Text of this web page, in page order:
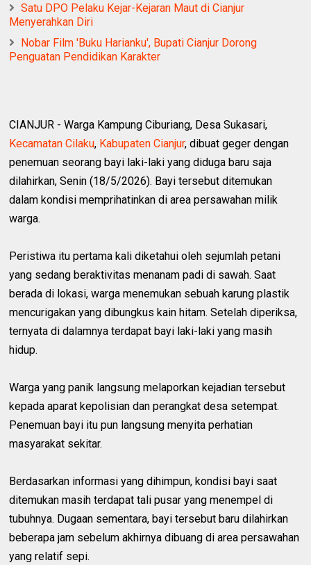
Satu DPO Pelaku Kejar-Kejaran Maut di Cianjur
Menyerahkan Diri
Nobar Film 'Buku Harianku', Bupati Cianjur Dorong
Penguatan Pendidikan Karakter
CIANJUR - Warga Kampung Ciburiang, Desa Sukasari,
Kecamatan Cilaku, Kabupaten Cianjur, dibuat geger dengan
penemuan seorang bayi laki-laki yang diduga baru saja
dilahirkan, Senin (18/5/2026). Bayi tersebut ditemukan
dalam kondisi memprihatinkan di area persawahan milik
warga.
Peristiwa itu pertama kali diketahui oleh sejumlah petani
yang sedang beraktivitas menanam padi di sawah. Saat
berada di lokasi, warga menemukan sebuah karung plastik
mencurigakan yang dibungkus kain hitam. Setelah diperiksa,
ternyata di dalamnya terdapat bayi laki-laki yang masih
hidup.
Warga yang panik langsung melaporkan kejadian tersebut
kepada aparat kepolisian dan perangkat desa setempat.
Penemuan bayi itu pun langsung menyita perhatian
masyarakat sekitar.
Berdasarkan informasi yang dihimpun, kondisi bayi saat
ditemukan masih terdapat tali pusar yang menempel di
tubuhnya. Dugaan sementara, bayi tersebut baru dilahirkan
beberapa jam sebelum akhirnya dibuang di area persawahan
yang relatif sepi.